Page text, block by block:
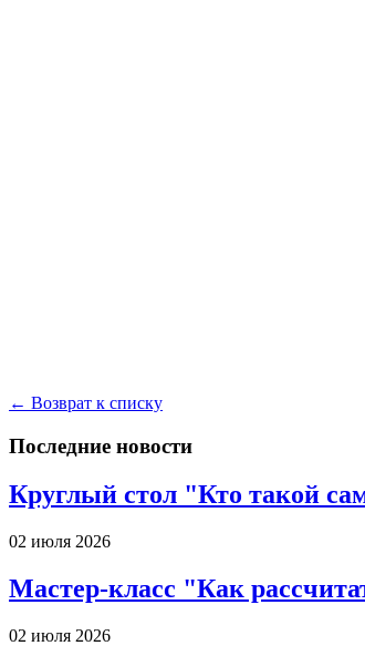
← Возврат к списку
Последние новости
Круглый стол "Кто такой
02 июля 2026
Мастер-класс "Как
02 июля 2026